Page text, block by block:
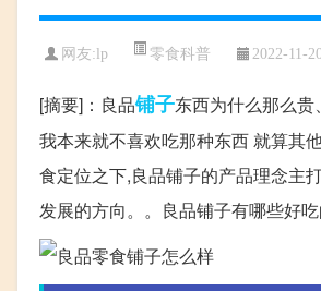
网友: lp 零食科普 2022-11-
[摘要]：良品铺子东西为什么那么
我本来就不喜欢吃那种东西 就算其
食定位之下,良品铺子的产品理念主
发展的方向。。良品铺子有哪些好